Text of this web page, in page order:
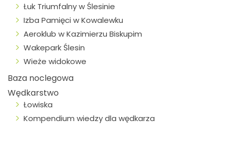
Łuk Triumfalny w Ślesinie
Izba Pamięci w Kowalewku
Aeroklub w Kazimierzu Biskupim
Wakepark Ślesin
Wieże widokowe
Baza noclegowa
Wędkarstwo
Łowiska
Kompendium wiedzy dla wędkarza